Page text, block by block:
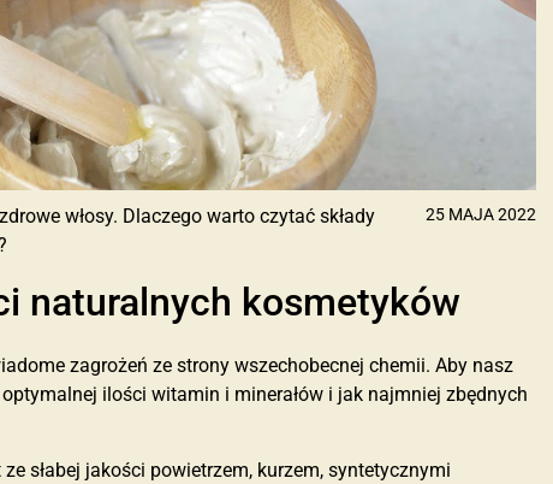
25 MAJA 2022
włosy. Dlaczego warto czytać składy
naturalnych kosmetyków
zagrożeń ze strony wszechobecnej chemii. Aby nasz
ilości witamin i minerałów i jak najmniej zbędnych
słabej jakości powietrzem, kurzem, syntetycznymi